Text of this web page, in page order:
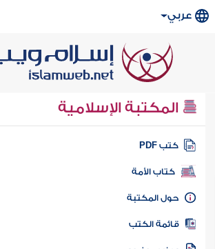
عربي
المكتبة الإسلامية
كتب PDF
كتاب الأمة
المكتبة